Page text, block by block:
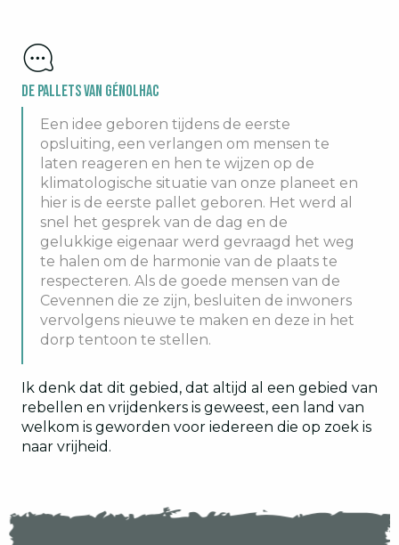
De pallets van Génolhac
Een idee geboren tijdens de eerste
opsluiting, een verlangen om mensen te
laten reageren en hen te wijzen op de
klimatologische situatie van onze planeet en
hier is de eerste pallet geboren. Het werd al
snel het gesprek van de dag en de
gelukkige eigenaar werd gevraagd het weg
te halen om de harmonie van de plaats te
respecteren. Als de goede mensen van de
Cevennen die ze zijn, besluiten de inwoners
vervolgens nieuwe te maken en deze in het
dorp tentoon te stellen.
Ik denk dat dit gebied, dat altijd al een gebied van
rebellen en vrijdenkers is geweest, een land van
welkom is geworden voor iedereen die op zoek is
naar vrijheid.